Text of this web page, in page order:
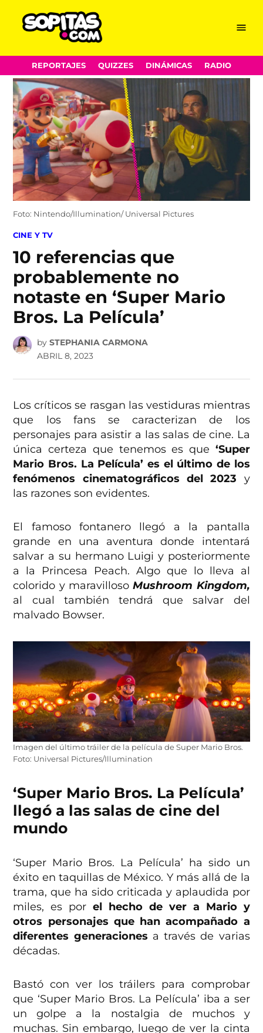
Skip
to
content
Menu
REPORTAJES QUIZZES DINÁMICAS RADIO
Foto: Nintendo/Illumination/ Universal Pictures
POSTED
CINE Y TV
10 referencias que
probablemente no
notaste en ‘Super Mario
Bros. La Película’
by STEPHANIA CARMONA
ABRIL 8, 2023
Los críticos se rasgan las vestiduras mientras
que los fans se caracterizan de los
personajes para asistir a las salas de cine. La
única certeza que tenemos es que ‘Super
Mario Bros. La Película’ es el último de los
fenómenos cinematográficos del 2023 y
las razones son evidentes.
El famoso fontanero llegó a la pantalla
grande en una aventura donde intentará
salvar a su hermano Luigi y posteriormente
a la Princesa Peach. Algo que lo lleva al
colorido y maravillosoMushroom Kingdom,
al cual también tendrá que salvar del
malvado Bowser.
Imagen del último tráiler de la película de Super Mario Bros.
Foto: Universal Pictures/Illumination
‘Super Mario Bros. La Película’
llegó a las salas de cine del
mundo
‘Super Mario Bros. La Película’ ha sido un
éxito en taquillas de México. Y más allá de la
trama, que ha sido criticada y aplaudida por
miles, es porel hecho de ver a Mario y
otros personajes que han acompañado a
diferentes generaciones a través de varias
décadas.
Bastó con ver los tráilers para comprobar
que ‘Super Mario Bros. La Película’ iba a ser
un golpe a la nostalgia de muchos y
muchas. Sin embargo, luego de ver la cinta